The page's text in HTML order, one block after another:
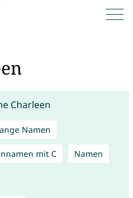
Namen
mit C Namen